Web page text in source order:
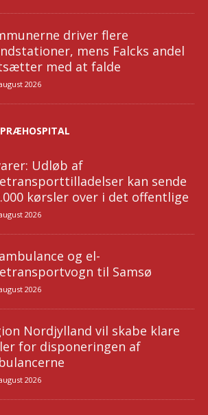
driver flere
mens Falcks andel
med at falde
2026
Udløb af
kan sende
kørsler over i det offentlige
2026
og el-
til Samsø
2026
Nordjylland vil skabe klare
for disponeringen af
2026